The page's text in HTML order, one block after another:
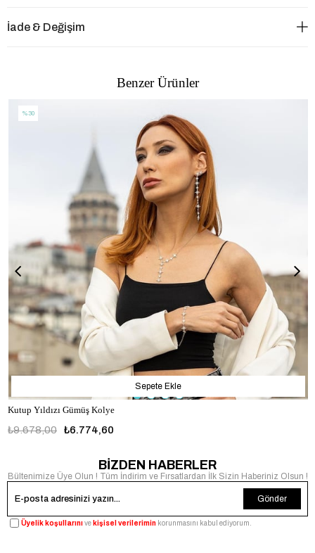
İade & Değişim
Benzer Ürünler
Kutup Yıldızı Gümüş Kolye
₺6.774,60
₺9.678,00
Sepete Ekle
%30
BİZDEN HABERLER
Bültenimize Üye Olun ! Tüm İndirim ve Fırsatlardan İlk Sizin Haberiniz Olsun !
Gönder
Üyelik koşullarınıve kişisel verilerimin korunmasını kabul ediyorum.